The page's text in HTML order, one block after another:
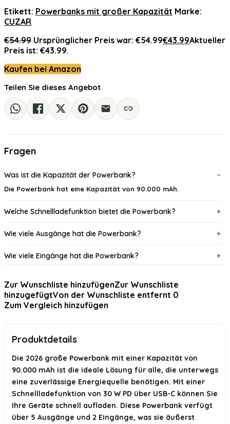
Etikett: Powerbanks mit großer Kapazität Marke:
CUZAR
€54.99 Ursprünglicher Preis war: €54.99€43.99Aktueller
Preis ist: €43.99.
Kaufen bei Amazon
Teilen Sie dieses Angebot
Fragen
Was ist die Kapazität der Powerbank?
Die Powerbank hat eine Kapazität von 90.000 mAh.
Welche Schnellladefunktion bietet die Powerbank?
Wie viele Ausgänge hat die Powerbank?
Wie viele Eingänge hat die Powerbank?
Hat die Powerbank eine LED-Anzeige?
Zur Wunschliste hinzufügenZur Wunschliste
hinzugefügtVon der Wunschliste entfernt 0
Zum Vergleich hinzufügen
Produktdetails
Die 2026 große Powerbank mit einer Kapazität von
90.000 mAh ist die ideale Lösung für alle, die unterwegs
eine zuverlässige Energiequelle benötigen. Mit einer
Schnellladefunktion von 30 W PD über USB-C können Sie
Ihre Geräte schnell aufladen. Diese Powerbank verfügt
über 5 Ausgänge und 2 Eingänge, was sie äußerst